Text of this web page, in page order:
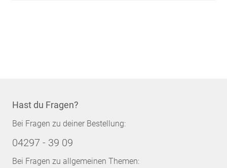
Hast du Fragen?
Bei Fragen zu deiner Bestellung:
04297 - 39 09
Bei Fragen zu allgemeinen Themen: